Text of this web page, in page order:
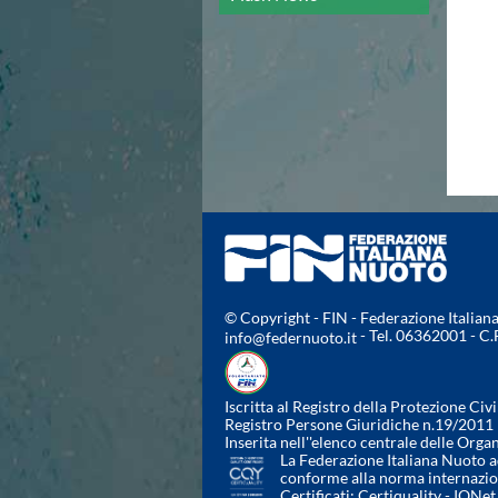
Campionato A2 Maschile
Tuffi
Eventi
Risultati e Classifiche
Azzurri
News
Flash News
Artistico
Eventi
Norme e documenti
© Copyright - FIN - Federazione
info@federnuoto.it- Tel. 06362001 -
Iscritta al Registro della Protezione
Registro Persone Giuridiche n.19/2011
Inserita nell''elenco centrale delle
La Federazione Italiana Nuoto
conforme alla norma